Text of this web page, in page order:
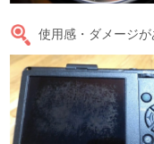
使用感・ダメージ